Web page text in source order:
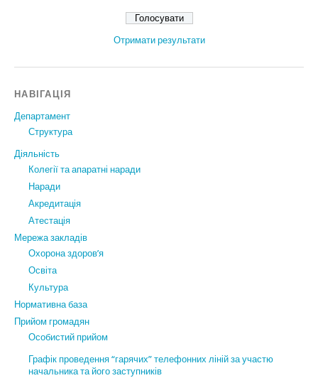
Отримати результати
НАВІГАЦІЯ
Департамент
Структура
Діяльність
Колегії та апаратні наради
Наради
Акредитація
Атестація
Мережа закладів
Охорона здоров’я
Освіта
Культура
Нормативна база
Прийом громадян
Особистий прийом
Графік проведення “гарячих” телефонних ліній за участю
начальника та його заступників